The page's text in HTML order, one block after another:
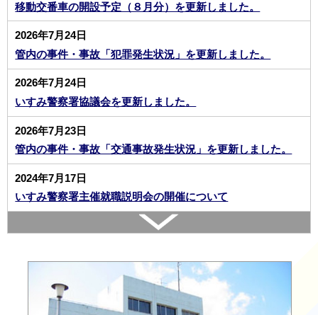
移動交番車の開設予定（８月分）を更新しました。
2026年7月24日
管内の事件・事故「犯罪発生状況」を更新しました。
2026年7月24日
いすみ警察署協議会を更新しました。
2026年7月23日
管内の事件・事故「交通事故発生状況」を更新しました。
2024年7月17日
いすみ警察署主催就職説明会の開催について